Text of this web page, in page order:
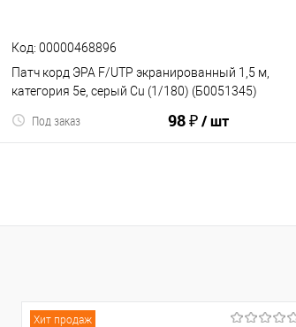
Код: 00000468896
Патч корд ЭРА F/UTP экранированный 1,5 м,
категория 5e, серый Cu (1/180) (Б0051345)
98 ₽/ шт
Под заказ
Хит продаж